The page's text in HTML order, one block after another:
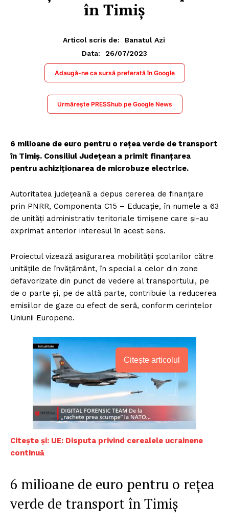
în Timiș
Articol scris de:
Banatul Azi
Data:
26/07/2023
Adaugă-ne ca sursă preferată în Google
Urmărește PRESShub pe Google News
6 milioane de euro pentru o rețea verde de transport
în Timiș. Consiliul Județean a primit finanțarea
pentru achiziționarea de microbuze electrice.
Autoritatea județeană a depus cererea de finanțare
prin PNRR, Componenta C15 – Educație, în numele a 63
de unități administrativ teritoriale timișene care și-au
exprimat anterior interesul în acest sens.
Proiectul vizează asigurarea mobilității școlarilor către
unitățile de învățământ, în special a celor din zone
defavorizate din punct de vedere al transportului, pe
de o parte și, pe de altă parte, contribuie la reducerea
emisiilor de gaze cu efect de seră, conform cerințelor
Uniunii Europene.
Citește articolul
Citește și: UE: Disputa privind cerealele ucrainene
continuă
6 milioane de euro pentru o rețea
verde de transport în Timiș